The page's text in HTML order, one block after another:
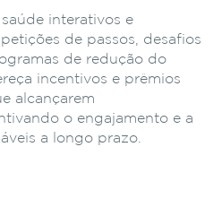
interativos e
de passos, desafios
de redução do
incentivos e prêmios
alcançarem
o engajamento e a
a longo prazo.